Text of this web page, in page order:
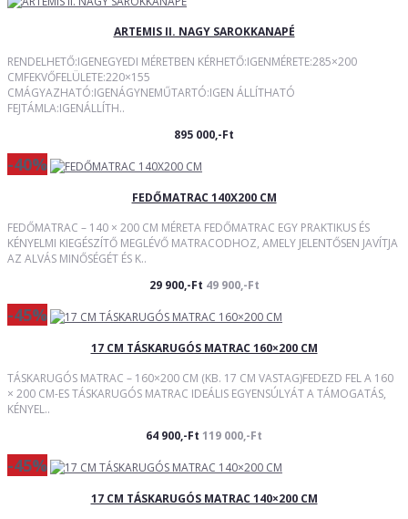
ARTEMIS II. NAGY SAROKKANAPÉ
RENDELHETŐ:IGENEGYEDI MÉRETBEN KÉRHETŐ:IGENMÉRETE:285×200
CMFEKVŐFELÜLETE:220×155
CMÁGYAZHATÓ:IGENÁGYNEMŰTARTÓ:IGEN ÁLLÍTHATÓ
FEJTÁMLA:IGENÁLLÍTH..
895 000,-Ft
-40%
FEDŐMATRAC 140X200 CM
FEDŐMATRAC – 140 × 200 CM MÉRETA FEDŐMATRAC EGY PRAKTIKUS ÉS
KÉNYELMI KIEGÉSZÍTŐ MEGLÉVŐ MATRACODHOZ, AMELY JELENTŐSEN JAVÍTJA
AZ ALVÁS MINŐSÉGÉT ÉS K..
29 900,-Ft 49 900,-Ft
-45%
17 CM TÁSKARUGÓS MATRAC 160×200 CM
TÁSKARUGÓS MATRAC – 160×200 CM (KB. 17 CM VASTAG)FEDEZD FEL A 160
× 200 CM-ES TÁSKARUGÓS MATRAC IDEÁLIS EGYENSÚLYÁT A TÁMOGATÁS,
KÉNYEL..
64 900,-Ft 119 000,-Ft
-45%
17 CM TÁSKARUGÓS MATRAC 140×200 CM